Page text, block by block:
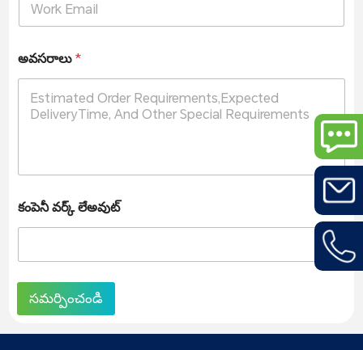
అవసరాలు*
కంపెనీ వర్క్ లేఅవుట్
సమర్పించండి